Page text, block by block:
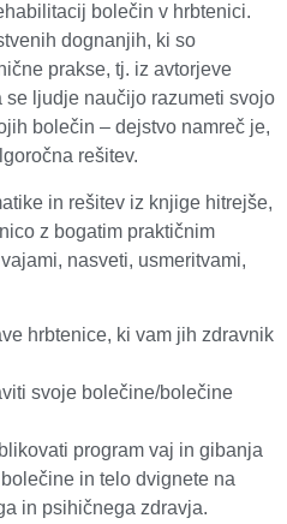
bolečin v hrbtenici.
dognanjih, ki so
prakse, tj. iz avtorjeve
se ljudje naučijo razumeti svojo
bolečin – dejstvo namreč je,
rešitev.
in rešitev iz knjige hitrejše,
z bogatim praktičnim
nasveti, usmeritvami,
hrbtenice, ki vam jih zdravnik
svoje bolečine/bolečine
program vaj in gibanja
in telo dvignete na
in psihičnega zdravja.